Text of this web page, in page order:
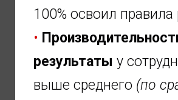
100% освоил правила
•
результаты у
выше среднего (по